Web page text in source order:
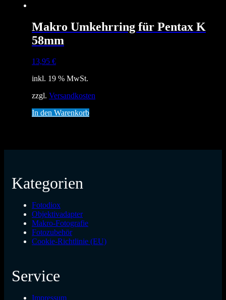
Makro Umkehrring für Pentax K
58mm
13,95 €
inkl. 19 % MwSt.
zzgl. Versandkosten
In den Warenkorb
Kategorien
Fotodiox
Objektivadapter
Makro-Fotografie
Fotozubehör
Cookie-Richtlinie (EU)
Service
Impressum